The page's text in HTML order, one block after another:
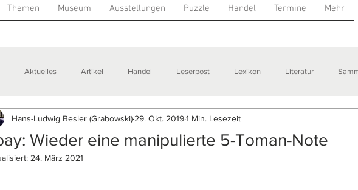
Themen Museum Ausstellungen Puzzle Handel Termine Mehr
Aktuelles Artikel Handel Leserpost Lexikon Literatur
Zitate Ausstellungen
Wieder eine manipulierte 5-Toman-Note
Hans-Ludwig Besler (Grabowski) 29. Okt. 20191 Min. Lesezeit
24. März 2021